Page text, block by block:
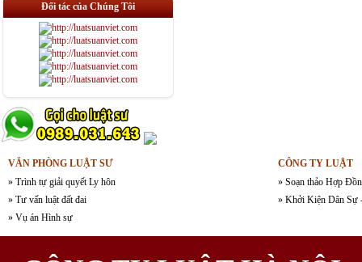
Đối tác của Chúng Tôi
VĂN PHÒNG LUẬT SƯ
» Trình tự giải quyết Ly hôn
» Tư vấn luật đất đai
» Vụ án Hình sự
CÔNG TY LUẬT
» Soạn thảo Hợp
» Khởi Kiện Dân Sự